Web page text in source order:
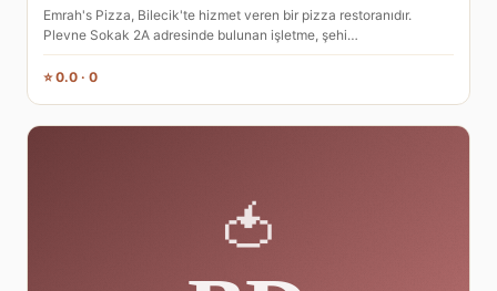
Emrah's Pizza, Bilecik'te hizmet veren bir pizza restoranıdır.
Plevne Sokak 2A adresinde bulunan işletme, şehi…
⭐ 0.0 · 0